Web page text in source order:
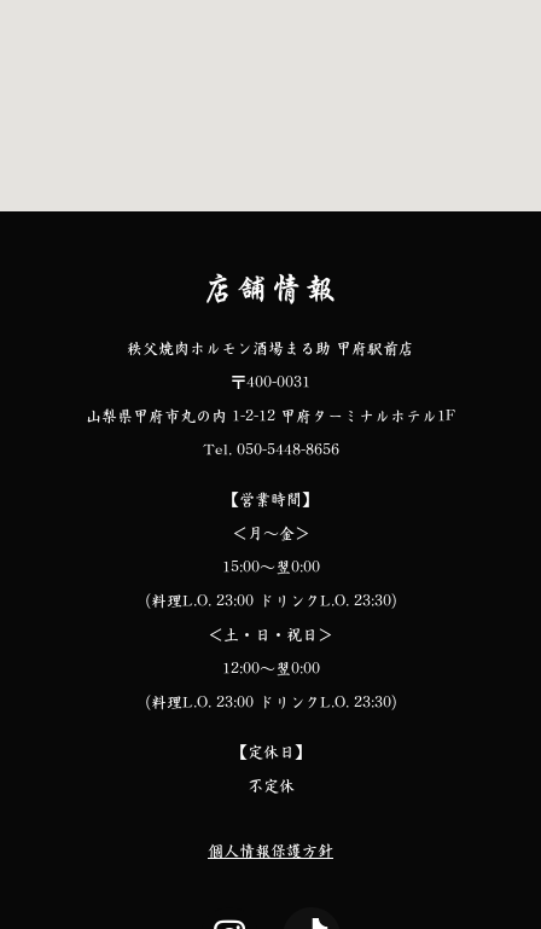
店舗情報
秩父焼肉ホルモン酒場まる助 甲府駅前店
〒400-0031
山梨県甲府市丸の内 1-2-12 甲府ターミナルホテル1F
Tel. 050-5448-8656
【営業時間】
＜月～金＞
15:00～翌0:00
（料理L.O. 23:00 ドリンクL.O. 23:30）
＜土・日・祝日＞
12:00～翌0:00
（料理L.O. 23:00 ドリンクL.O. 23:30）
【定休日】
不定休
個人情報保護方針